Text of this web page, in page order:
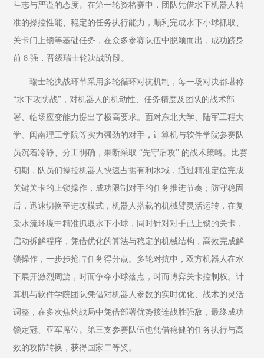
斗志与严谨的态度。在第一轮资格赛中，团队凭借水下机器人精
准的操控性能、稳定的任务执行能力，顺利完成水下小球抓取、
关卡门上锁等基础任务，在众多参赛队伍中脱颖而出，成功跻身
前 8 强，晋级瑞士轮决战阶段。
瑞士轮决战环节采用多轮循环对抗机制，每一场对决都堪称
“水下攻防战”，对机器人的机动性、任务精度及团队的战术部
署、临场应变能力提出了极高要求。面对东北大学、陆军工程大
学、闽南理工学院等实力强劲的对手，计算机与软件学院参赛队
员沉着冷静、分工明确，果断采取 “先守后攻” 的战术策略。比赛
初期，队员们操控机器人快速占据有利水域，通过精准定位完成
关键关卡的上锁操作，成功限制对手的任务推进节奏；防守稳固
后，迅速切换至进攻模式，机器人搭载的机械臂灵活运转，在复
杂水流环境中精准抓取水下小球，同时针对对手已上锁的关卡，
启动拆解程序，凭借优化的算法与稳定的机械结构，高效完成解
锁操作，一步步抢占任务得分点。多轮对抗中，双方机器人在水
下展开激烈周旋，时而争夺小球落点，时而博弈关卡控制权。计
算机与软件学院团队凭借对机器人参数的实时优化、战术的灵活
调整，在多次焦灼战局中凭借部署优势接连战胜强敌，最终成功
锁定冠、亚军席位。第三支参赛队伍也凭借稳健的任务执行与高
效的攻防转换，获得国家二等奖。